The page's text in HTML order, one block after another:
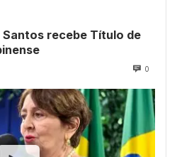
recebe Título de
0